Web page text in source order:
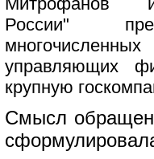
России"
управляющих
крупную
Смысл